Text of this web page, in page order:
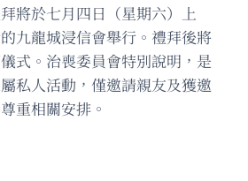
將於七月四日（星期六）上
九龍城浸信會舉行。禮拜後將
式。治喪委員會特別說明，是
私人活動，僅邀請親友及獲邀
重相關安排。